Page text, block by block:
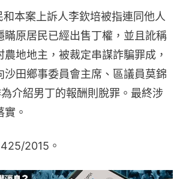
和本案上訴人李欽培被指連同他人
瞞原居民已經出售丁權，並且訛稱
農地地主，被裁定串謀詐騙罪成，
沙田鄉事委員會主席、區議員莫錦
介紹男丁的報酬則脫罪。最終涉
。
2015。